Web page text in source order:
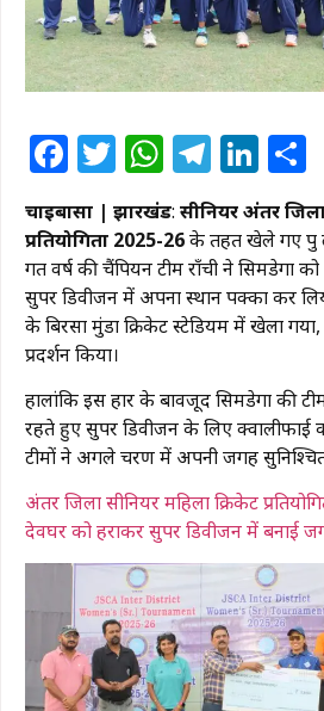
Facebook
Twitter
WhatsApp
चाईबासा | झारखंड: सीनियर अंतर
प्रतियोगिता 2025-26के तहत खेले गए
गत वर्ष की चैंपियन टीम राँची ने सिमडेगा
सुपर डिवीजन में अपना स्थान पक्का कर
के बिरसा मुंडा क्रिकेट स्टेडियम में खेला
प्रदर्शन किया।
हालांकि इस हार के बावजूद सिमडेगा की
रहते हुए सुपर डिवीजन के लिए क्वालीफाई
टीमों ने अगले चरण में अपनी जगह
अंतर जिला सीनियर महिला क्रिकेट
देवघर को हराकर सुपर डिवीजन में बनाई